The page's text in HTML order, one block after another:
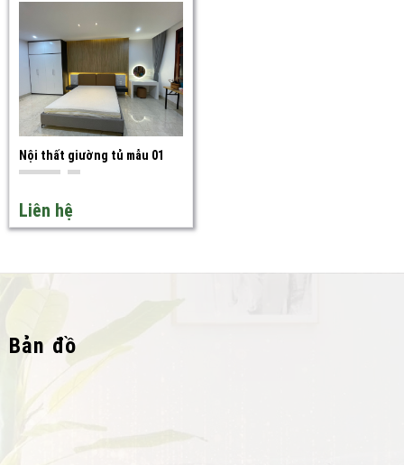
Các yếu tố cần cân nhắc khi lựa chọn nội thất giường
tủ
Khi lựa chọn nội thất giường tủ, có một số yếu tố quan trọng mà bạn
cần cân nhắc để đảm bảo sự phù hợp và tiện nghi nhất cho không
gian sống của mình:
Kích thước và không gian phòng ngủ
để chọn một chiếc giường tủ vừa vặn và phù hợp không gian. Cân
Nội thất giường tủ mẫu 01
Liên hệ
Bản đồ